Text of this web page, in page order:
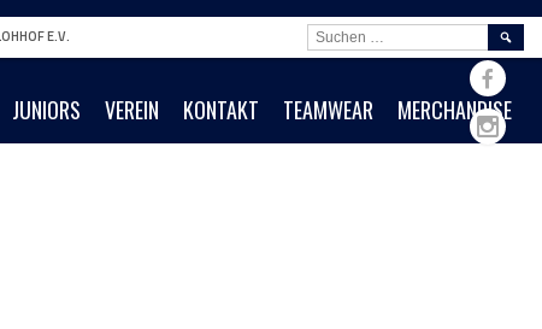
E.V.
JUNIORS VEREIN KONTAKT TEAMWEAR MERCHANDISE
NACH: